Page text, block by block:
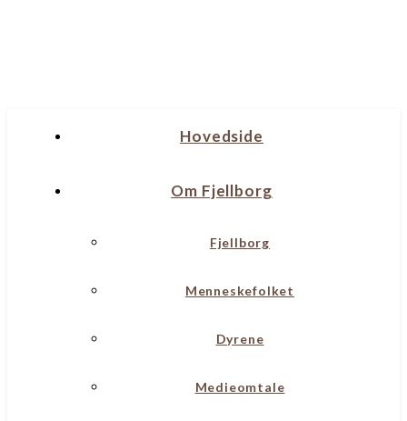
Hovedside
Om Fjellborg
Fjellborg
Menneskefolket
Dyrene
Medieomtale